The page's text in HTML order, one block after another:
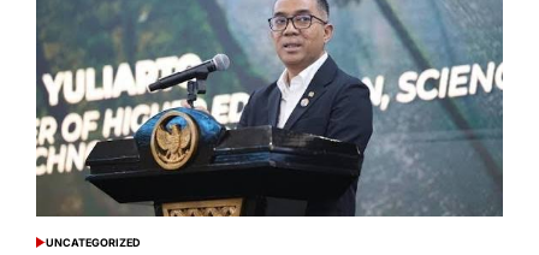
POSTED
UNCATEGORIZED